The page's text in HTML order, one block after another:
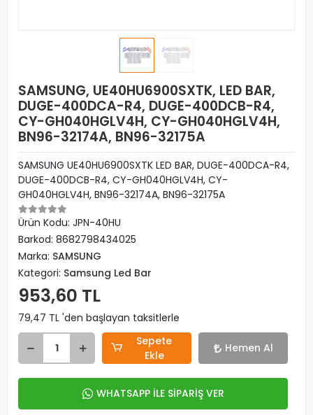
SAMSUNG, UE40HU6900SXTK, LED BAR,
DUGE-400DCA-R4, DUGE-400DCB-R4,
CY-GH040HGLV4H, CY-GH040HGLV4H,
BN96-32174A, BN96-32175A
SAMSUNG UE40HU6900SXTK LED BAR, DUGE-400DCA-R4,
DUGE-400DCB-R4, CY-GH040HGLV4H, CY-
GH040HGLV4H, BN96-32174A, BN96-32175A
Ürün Kodu: JPN-40HU
Barkod: 8682798434025
Marka: SAMSUNG
Kategori: Samsung Led Bar
953,60 TL
79,47 TL 'den başlayan taksitlerle
Sepete
Ekle
Hemen Al
WHATSAPP İLE SİPARİŞ VER